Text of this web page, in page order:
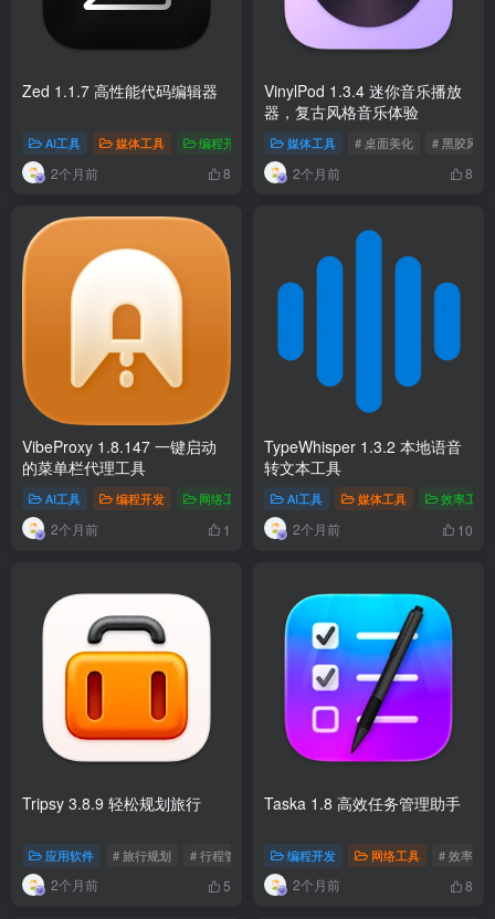
Zed 1.1.7 高性能代码编辑器
AI工具 媒体工具 编程开发 # 代码编辑 # 多光标 # AI协作
2个月前 8
VinylPod 1.3.4 迷你音乐播放
器，复古风格音乐体验
媒体工具 # 桌面美化 # 黑胶风格
2个月前 8
VibeProxy 1.8.147 一键启动
的菜单栏代理工具
AI工具 编程开发 网络工具 # 状态监控 # 菜单代理 # AI接入
2个月前 1
TypeWhisper 1.3.2 本地语音
转文本工具
AI工具 媒体工具 效率工具
2个月前 10
Tripsy 3.8.9 轻松规划旅行
应用软件 # 旅行规划 # 行程管理 # 费用跟踪
2个月前 5
Taska 1.8 高效任务管理助手
编程开发 网络工具 # 效率提
2个月前 8